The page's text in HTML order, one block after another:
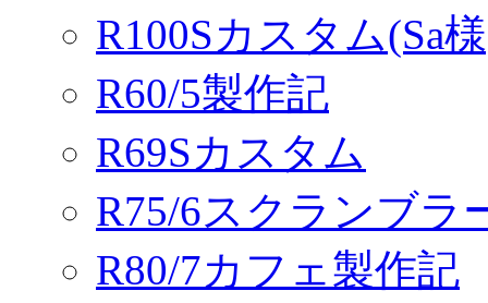
R100Sカスタム(Sa
R60/5製作記
R69Sカスタム
R75/6スクランブラ
R80/7カフェ製作記